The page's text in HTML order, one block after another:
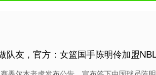
队友，官方：女篮国手陈明伶加盟